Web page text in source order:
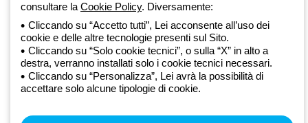
Cookie policy
Condizioni di vendita
Tutte le policy
Accessibilità
Credits
© Beghelli S.p.A. Società con Unico Socio - Società soggetta alla
direzione e coordinamento di Gewiss S.p.A. - R.I. Bologna e C.F.
Soc. 10.000.000 EUR i.v.
consultare la Cookie Policy. Diversamente:
Cliccando su “Accetto tutti”, Lei acconsente all’uso dei
cookie e delle altre tecnologie presenti sul Sito.
Cliccando su “Solo cookie tecnici”, o sulla “X” in alto a
destra, verranno installati solo i cookie tecnici necessari.
Cliccando su “Personalizza”, Lei avrà la possibilità di
accettare solo alcune tipologie di cookie.